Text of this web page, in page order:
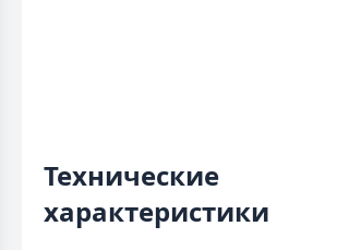
Технические
характеристики